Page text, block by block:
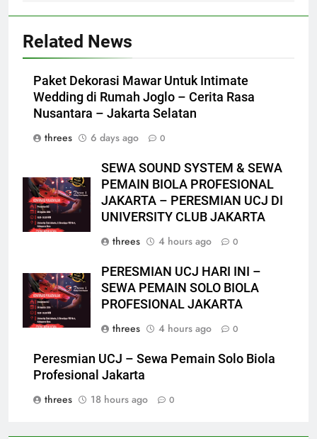
Related News
Paket Dekorasi Mawar Untuk Intimate
Wedding di Rumah Joglo – Cerita Rasa
Nusantara – Jakarta Selatan
threes
6 days ago 0
SEWA SOUND SYSTEM & SEWA
PEMAIN BIOLA PROFESIONAL
JAKARTA – PERESMIAN UCJ DI
UNIVERSITY CLUB JAKARTA
threes
4 hours ago 0
PERESMIAN UCJ HARI INI –
SEWA PEMAIN SOLO BIOLA
PROFESIONAL JAKARTA
threes
4 hours ago 0
Peresmian UCJ – Sewa Pemain Solo Biola
Profesional Jakarta
threes
18 hours ago 0